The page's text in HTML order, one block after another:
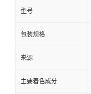
型号
包装规格
来源
主要着色成分